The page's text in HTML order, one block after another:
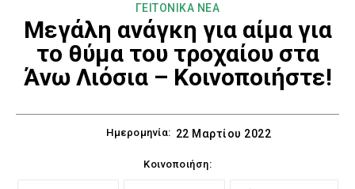
ΓΕΙΤΟΝΙΚΑ ΝΕΑ
Μεγάλη ανάγκη για αίμα για
το θύμα του τροχαίου στα
Άνω Λιόσια – Κοινοποιήστε!
Ημερομηνία: 22 Μαρτίου 2022
Κοινοποιήση: